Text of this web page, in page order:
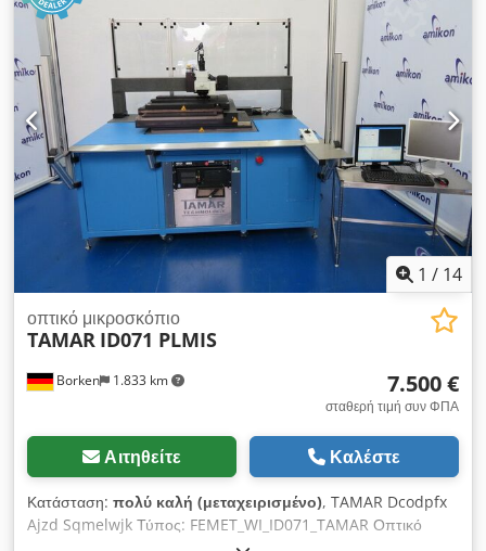
1 / 14
Borken 1.833 km
οπτικό μικροσκόπιο
TAMAR ID071 PLMIS
7.500 €
σταθερή τιμή συν ΦΠΑ
Αιτηθείτε Καλέστε
Κατάσταση: πολύ καλή (μεταχειρισμένο), TAMAR Dcodpfx
Ajzd Sqmelwjk Τύπος: FEMET_WI_ID071_TAMAR Οπτικό